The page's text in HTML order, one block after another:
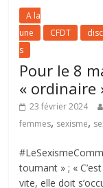
A la
une
CFDT
s
Pour le 8
« ordinaire
23 février 2024
femmes, sexisme,
tournant » ; «
vite, elle doit